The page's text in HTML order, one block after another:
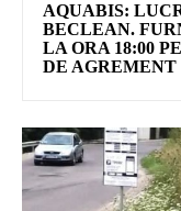
AQUABIS:
BECLEAN.
LA ORA 18:00
DE AGREMENT